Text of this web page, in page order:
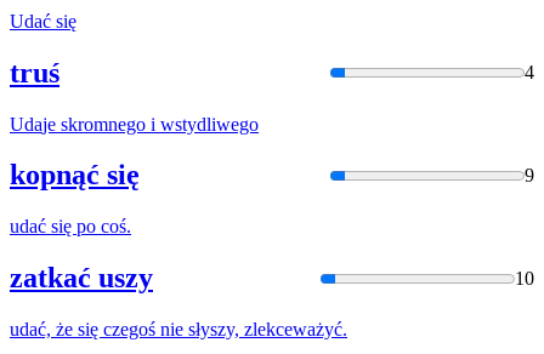
Udać się
truś 4
Udaje skromnego i wstydliwego
kopnąć się 9
udać się po coś.
zatkać uszy 10
udać, że się czegoś nie słyszy, zlekceważyć.